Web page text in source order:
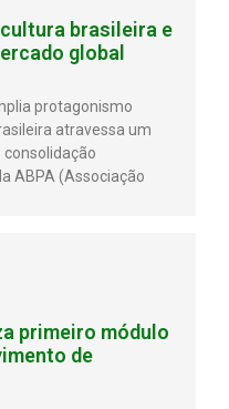
brasileira e
global
protagonismo
atravessa um
ABPA (Associação
primeiro módulo
de